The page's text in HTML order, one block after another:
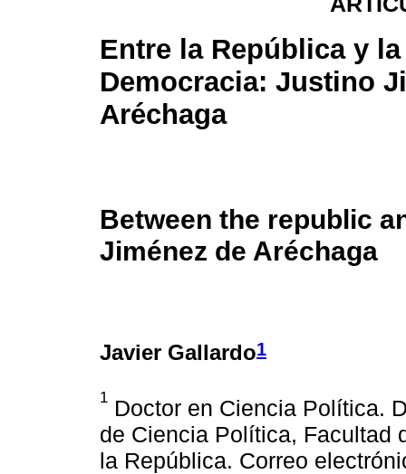
Entre la República y la
Democracia: Justino
Aréchaga
Between the republic
Jiménez de Aréchaga
Javier Gallardo1
1 Doctor en Ciencia Política.
de Ciencia Política, Facultad
la República. Correo